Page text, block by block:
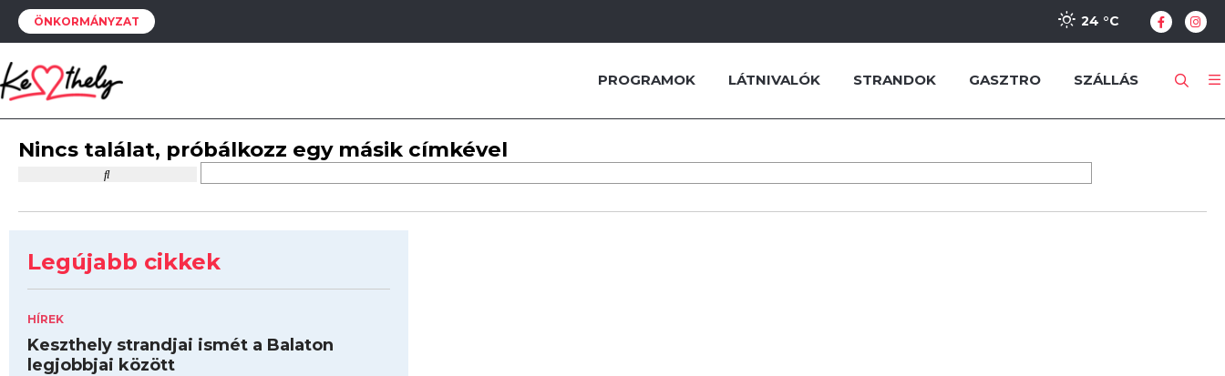
ÖNKORMÁNYZAT 24 °C
PROGRAMOK LÁTNIVALÓK STRANDOK GASZTRO SZÁLLÁS
Nincs találat, próbálkozz egy másik címkével
Legújabb cikkek
HÍREK
Keszthely strandjai ismét a Balaton
legjobbjai között